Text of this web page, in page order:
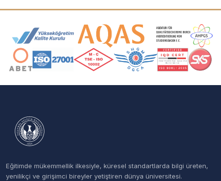
Akreditasyon ve Üyelik Logoları
Eğitimde mükemmellik ilkesiyle, küresel standartlarda bilgi üreten,
yenilikçi ve girişimci bireyler yetiştiren dünya üniversitesi.